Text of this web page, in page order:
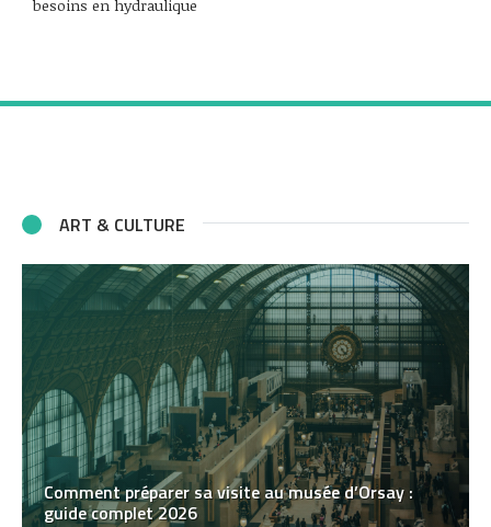
besoins en hydraulique
ART & CULTURE
Comment préparer sa visite au musée d’Orsay :
guide complet 2026